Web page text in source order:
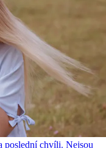
poslední chvíli. Nejsou